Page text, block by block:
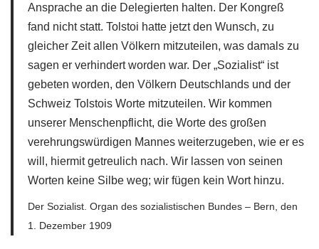
Ansprache an die Delegierten halten. Der Kongreß
fand nicht statt. Tolstoi hatte jetzt den Wunsch, zu
gleicher Zeit allen Völkern mitzuteilen, was damals zu
sagen er verhindert worden war. Der „Sozialist“ ist
gebeten worden, den Völkern Deutschlands und der
Schweiz Tolstois Worte mitzuteilen. Wir kommen
unserer Menschenpflicht, die Worte des großen
verehrungswürdigen Mannes weiterzugeben, wie er es
will, hiermit getreulich nach. Wir lassen von seinen
Worten keine Silbe weg; wir fügen kein Wort hinzu.
Der Sozialist. Organ des sozialistischen Bundes – Bern, den
1. Dezember 1909